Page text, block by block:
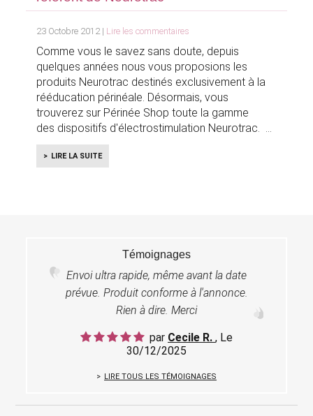
23 Octobre 2012 | Lire les commentaires
Comme vous le savez sans doute, depuis
quelques années nous vous proposions les
produits Neurotrac destinés exclusivement à la
rééducation périnéale. Désormais, vous
trouverez sur Périnée Shop toute la gamme
des dispositifs d'électrostimulation Neurotrac.
LIRE LA SUITE
Témoignages
Envoi ultra rapide, même avant la date
prévue. Produit conforme à l'annonce.
Rien à dire. Merci
par Cecile R. , Le
30/12/2025
LIRE TOUS LES TÉMOIGNAGES